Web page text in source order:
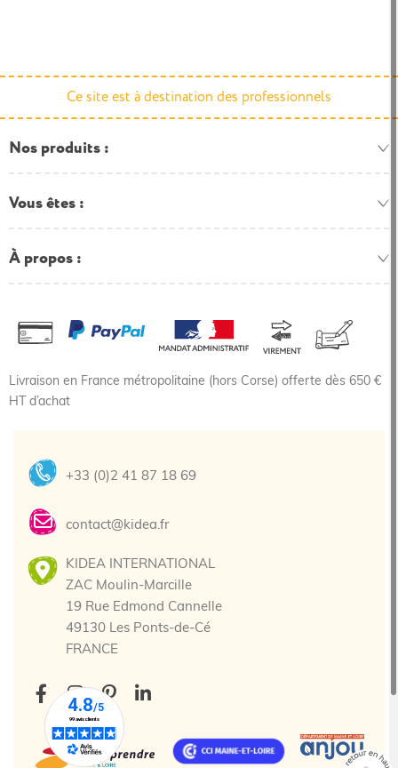
Ce site est à destination des professionnels
Nos produits
Vous êtes
À propos
Livraison en France métropolitaine (hors Corse) offerte dès 650 €
HT d’achat
+33 (0)2 41 87 18 69
contact@kidea.fr
KIDEA INTERNATIONAL
ZAC Moulin-Marcille
19 Rue Edmond Cannelle
49130 Les Ponts-de-Cé
FRANCE